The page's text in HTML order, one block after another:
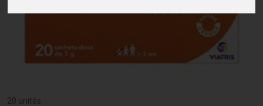
20 unités